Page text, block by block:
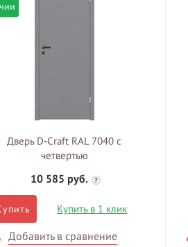
Дверь D-Craft RAL 7040 с
четвертью
10 585 руб.
?
Купить в 1 клик
Добавить в сравнение